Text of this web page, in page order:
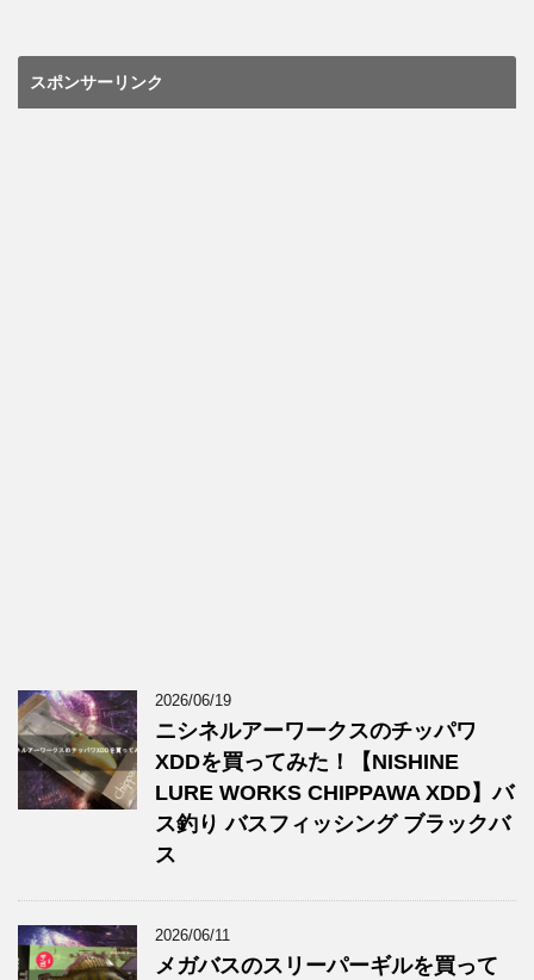
スポンサーリンク
2026/06/19
ニシネルアーワークスのチッパワ
XDDを買ってみた！【NISHINE
LURE WORKS CHIPPAWA XDD】バ
ス釣り バスフィッシング ブラックバ
ス
2026/06/11
メガバスのスリーパーギルを買って